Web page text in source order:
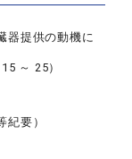
器提供の動機に
～ 25）
紀要）